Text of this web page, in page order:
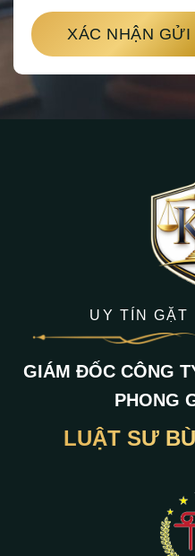
XÁC NHẬN GỬI
UY TÍN GẶT
GIÁM ĐỐC CÔNG
PHONG
LUẬT SƯ